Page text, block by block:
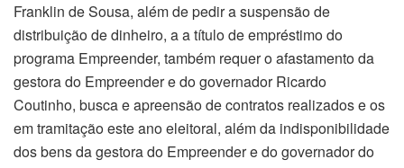
Franklin de Sousa, além de pedir a suspensão de
distribuição de dinheiro, a a título de empréstimo do
programa Empreender, também requer o afastamento da
gestora do Empreender e do governador Ricardo
Coutinho, busca e apreensão de contratos realizados e os
em tramitação este ano eleitoral, além da indisponibilidade
dos bens da gestora do Empreender e do governador do